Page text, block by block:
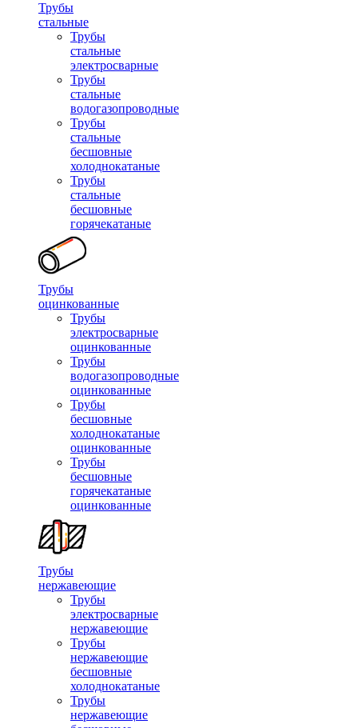
Трубы
стальные
Трубы
стальные
электросварные
Трубы
стальные
водогазопроводные
Трубы
стальные
бесшовные
холоднокатаные
Трубы
стальные
бесшовные
горячекатаные
Трубы
оцинкованные
Трубы
электросварные
оцинкованные
Трубы
водогазопроводные
оцинкованные
Трубы
бесшовные
холоднокатаные
оцинкованные
Трубы
бесшовные
горячекатаные
оцинкованные
Трубы
нержавеющие
Трубы
электросварные
нержавеющие
Трубы
нержавеющие
бесшовные
холоднокатаные
Трубы
нержавеющие